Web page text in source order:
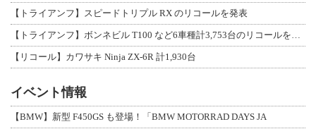
【トライアンフ】スピードトリプル RX のリコールを発表
【リコール】カワサキ Ninja ZX-6R 計1,930台
イベント情報
【BMW】新型 F450GS も登場！「BMW MOTORRAD DAYS JA